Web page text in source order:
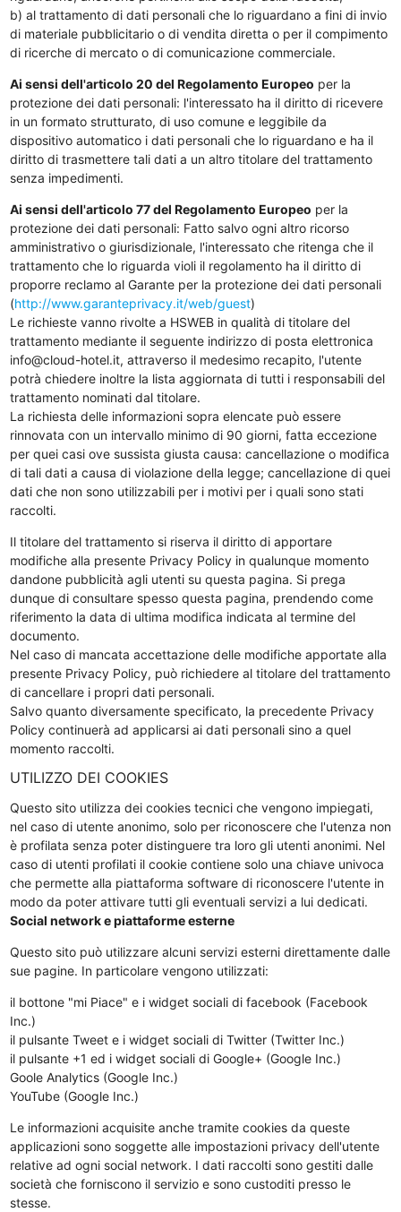
b) al trattamento di dati personali che lo riguardano a fini di invio
di materiale pubblicitario o di vendita diretta o per il compimento
di ricerche di mercato o di comunicazione commerciale.
Ai sensi dell'articolo 20 del Regolamento Europeo per la
protezione dei dati personali: l'interessato ha il diritto di ricevere
in un formato strutturato, di uso comune e leggibile da
dispositivo automatico i dati personali che lo riguardano e ha il
diritto di trasmettere tali dati a un altro titolare del trattamento
senza impedimenti.
Ai sensi dell'articolo 77 del Regolamento Europeo per la
protezione dei dati personali: Fatto salvo ogni altro ricorso
amministrativo o giurisdizionale, l'interessato che ritenga che il
trattamento che lo riguarda violi il regolamento ha il diritto di
proporre reclamo al Garante per la protezione dei dati personali
(http://www.garanteprivacy.it/web/guest)
Le richieste vanno rivolte a HSWEB in qualità di titolare del
trattamento mediante il seguente indirizzo di posta elettronica
info@cloud-hotel.it, attraverso il medesimo recapito, l'utente
potrà chiedere inoltre la lista aggiornata di tutti i responsabili del
trattamento nominati dal titolare.
La richiesta delle informazioni sopra elencate può essere
rinnovata con un intervallo minimo di 90 giorni, fatta eccezione
per quei casi ove sussista giusta causa: cancellazione o modifica
di tali dati a causa di violazione della legge; cancellazione di quei
dati che non sono utilizzabili per i motivi per i quali sono stati
raccolti.
Il titolare del trattamento si riserva il diritto di apportare
modifiche alla presente Privacy Policy in qualunque momento
dandone pubblicità agli utenti su questa pagina. Si prega
dunque di consultare spesso questa pagina, prendendo come
riferimento la data di ultima modifica indicata al termine del
documento.
Nel caso di mancata accettazione delle modifiche apportate alla
presente Privacy Policy, può richiedere al titolare del trattamento
di cancellare i propri dati personali.
Salvo quanto diversamente specificato, la precedente Privacy
Policy continuerà ad applicarsi ai dati personali sino a quel
momento raccolti.
UTILIZZO DEI COOKIES
Questo sito utilizza dei cookies tecnici che vengono impiegati,
nel caso di utente anonimo, solo per riconoscere che l'utenza non
è profilata senza poter distinguere tra loro gli utenti anonimi. Nel
caso di utenti profilati il cookie contiene solo una chiave univoca
che permette alla piattaforma software di riconoscere l'utente in
modo da poter attivare tutti gli eventuali servizi a lui dedicati.
Social network e piattaforme esterne
Questo sito può utilizzare alcuni servizi esterni direttamente dalle
sue pagine. In particolare vengono utilizzati:
il bottone "mi Piace" e i widget sociali di facebook (Facebook
Inc.)
il pulsante Tweet e i widget sociali di Twitter (Twitter Inc.)
il pulsante +1 ed i widget sociali di Google+ (Google Inc.)
Goole Analytics (Google Inc.)
YouTube (Google Inc.)
Le informazioni acquisite anche tramite cookies da queste
applicazioni sono soggette alle impostazioni privacy dell'utente
relative ad ogni social network. I dati raccolti sono gestiti dalle
società che forniscono il servizio e sono custoditi presso le
stesse.